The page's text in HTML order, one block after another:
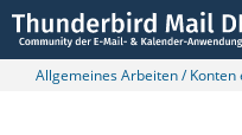
Allgemeines Arbeiten /